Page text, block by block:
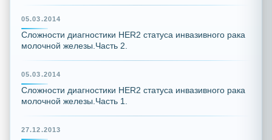
05.03.2014
Сложности диагностики HER2 статуса инвазивного рака
молочной железы.Часть 2.
05.03.2014
Сложности диагностики HER2 статуса инвазивного рака
молочной железы.Часть 1.
27.12.2013